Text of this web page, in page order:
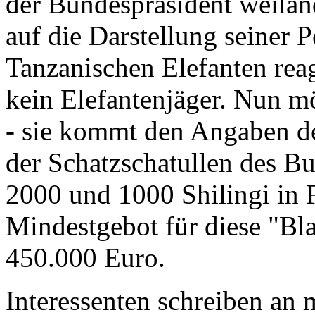
auf die Darstellung seiner
Tanzanischen Elefanten
kein Elefantenjäger. Nun
- sie kommt den Angaben
der Schatzschatullen des
2000 und 1000 Shilingi in
Mindestgebot für diese
450.000 Euro.
Interessenten schreiben